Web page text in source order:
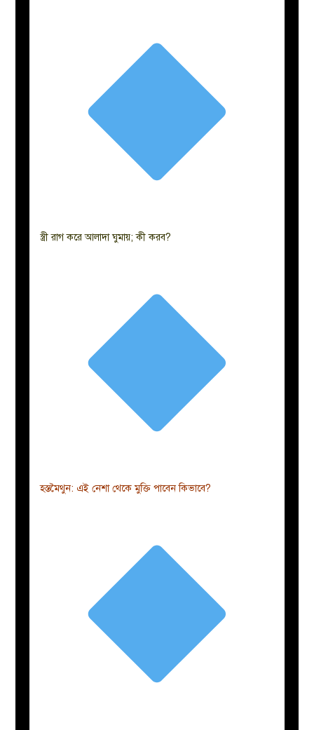
স্ত্রী রাগ করে আলাদা ঘুমায়; কী করব?
হস্তমৈথুন: এই নেশা থেকে মুক্তি পাবেন কিভাবে?